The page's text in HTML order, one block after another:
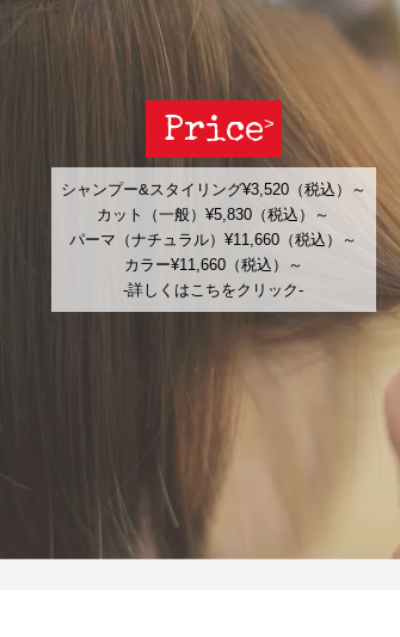
Price
シャンプー&スタイリング¥3,520（税込）～
カット（一般）¥5,830（税込）～
パーマ（ナチュラル）¥11,660（税込）～
カラー¥11,660（税込）～
-詳しくはこちをクリック-